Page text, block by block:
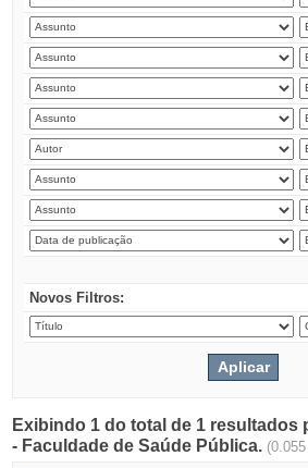
Novos Filtros:
Exibindo 1 do total de 1 resultados
- Faculdade de Saúde Pública.